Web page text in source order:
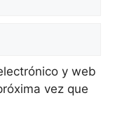
y web
vez que